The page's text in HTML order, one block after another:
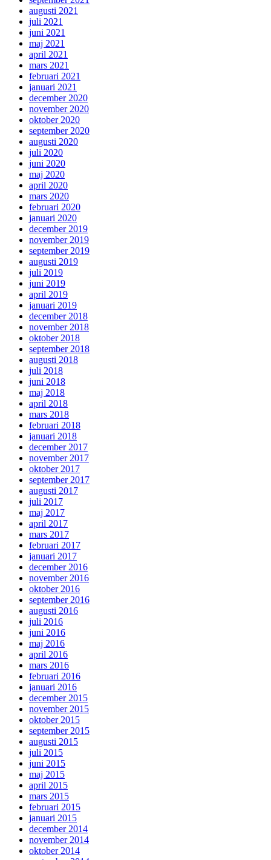
augusti 2021
juli 2021
juni 2021
maj 2021
april 2021
mars 2021
februari 2021
januari 2021
december 2020
november 2020
oktober 2020
september 2020
augusti 2020
juli 2020
juni 2020
maj 2020
april 2020
mars 2020
februari 2020
januari 2020
december 2019
november 2019
september 2019
augusti 2019
juli 2019
juni 2019
april 2019
januari 2019
december 2018
november 2018
oktober 2018
september 2018
augusti 2018
juli 2018
juni 2018
maj 2018
april 2018
mars 2018
februari 2018
januari 2018
december 2017
november 2017
oktober 2017
september 2017
augusti 2017
juli 2017
maj 2017
april 2017
mars 2017
februari 2017
januari 2017
december 2016
november 2016
oktober 2016
september 2016
augusti 2016
juli 2016
juni 2016
maj 2016
april 2016
mars 2016
februari 2016
januari 2016
december 2015
november 2015
oktober 2015
september 2015
augusti 2015
juli 2015
juni 2015
maj 2015
april 2015
mars 2015
februari 2015
januari 2015
december 2014
november 2014
oktober 2014